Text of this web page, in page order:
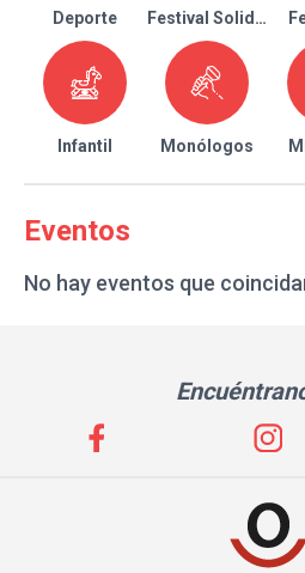
Deporte Festival Solidario
Infantil Monólogos
Eventos
No hay eventos que